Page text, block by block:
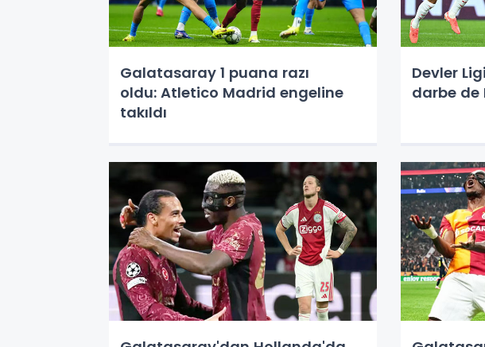
Galatasaray 1 puana razı
oldu: Atletico Madrid engeline
takıldı
Devler
darbe de